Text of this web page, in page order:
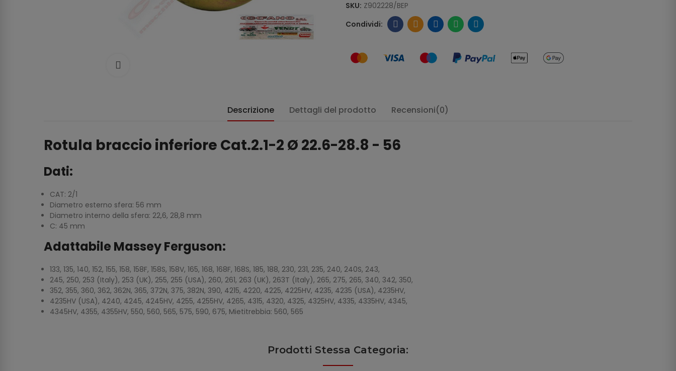
SKU: Z902228/BEP
Descrizione Dettagli del prodotto Recensioni(0)
Rotula braccio inferiore Cat.2.1-2 Ø 22.6-28.8 - 56
Dati:
CAT: 2/1
Diametro esterno sfera: 56 mm
Diametro interno della sfera: 22,6, 28,8 mm
C: 45 mm
Adattabile Massey Ferguson:
133, 135, 140, 152, 155, 158, 158F, 158S, 158V, 165, 168, 168F, 168S, 185, 188, 230, 231, 235, 240, 240S, 243,
245, 250, 253 (Italy), 253 (UK), 255, 255 (USA), 260, 261, 263 (UK), 263T (Italy), 265, 275, 265, 340, 342, 350,
352, 355, 360, 362, 362N, 365, 372N, 375, 382N, 390, 4215, 4220, 4225, 4225HV, 4235, 4235 (USA), 4235HV,
4235HV (USA), 4240, 4245, 4245HV, 4255, 4255HV, 4265, 4315, 4320, 4325, 4325HV, 4335, 4335HV, 4345,
4345HV, 4355, 4355HV, 550, 560, 565, 575, 590, 675, Mietitrebbia: 560, 565
Prodotti Stessa Categoria: